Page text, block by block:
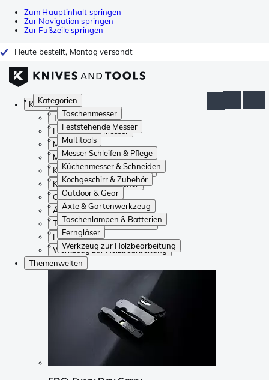
Zum Hauptinhalt springen
Zur Navigation springen
Zur Fußzeile springen
Heute bestellt, Montag versandt
Kategorien
Taschenmesser
Feststehende Messer
Multitools
Messer Schleifen & Pflege
Küchenmesser & Schneiden
Kochgeschirr & Zubehör
Outdoor & Gear
Äxte & Gartenwerkzeug
Taschenlampen & Batterien
Ferngläser
Werkzeug zur Holzbearbeitung
Kategorien
Taschenmesser
Feststehende Messer
Multitools
Messer Schleifen & Pflege
Küchenmesser & Schneiden
Kochgeschirr & Zubehör
Outdoor & Gear
Äxte & Gartenwerkzeug
Taschenlampen & Batterien
Ferngläser
Werkzeug zur Holzbearbeitung
Themenwelten